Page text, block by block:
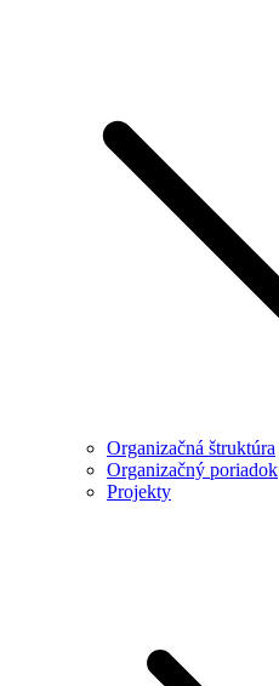
Organizačná štruktúra
Organizačný poriadok
Projekty